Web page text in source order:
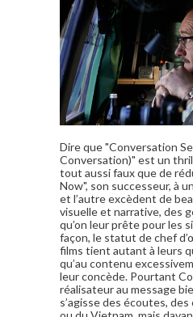
Dire que"Conversation
Conversation)" est un
tout aussi faux que de
Now", son successeur, à
et l’autre excèdent de
visuelle et narrative, des
qu’on leur prête pour les
façon, le statut de chef
films tient autant à leurs
qu’au contenu
leur concède. Pourtant
réalisateur au message
s’agisse des écoutes,